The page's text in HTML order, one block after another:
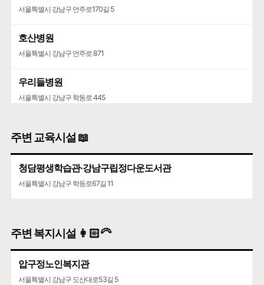
서울특별시 강남구 언주로170길 5
호산병원
서울특별시 강남구 언주로 871
우리들병원
서울특별시 강남구 학동로 445
서울특별시 강남구 삼성로147길 46
주변 교육시설 📖
청담평생학습관·강남구립정다운도서관
서울특별시 강남구 학동로67길 11
주변 복지시설 👩🏻‍🦳
압구정노인복지관
서울특별시 강남구 도산대로53길 5